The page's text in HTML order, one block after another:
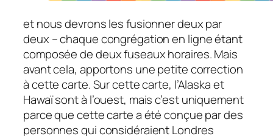
et nous devrons les fusionner deux par
deux – chaque congrégation en ligne étant
composée de deux fuseaux horaires. Mais
avant cela, apportons une petite correction
à cette carte. Sur cette carte, l’Alaska et
Hawaï sont à l’ouest, mais c’est uniquement
parce que cette carte a été conçue par des
personnes qui considéraient Londres